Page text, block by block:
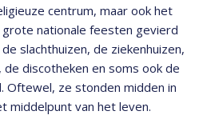
centrum, maar ook het
nationale feesten gevierd
slachthuizen, de ziekenhuizen,
discotheken en soms ook de
Oftewel, ze stonden midden in
middelpunt van het leven.